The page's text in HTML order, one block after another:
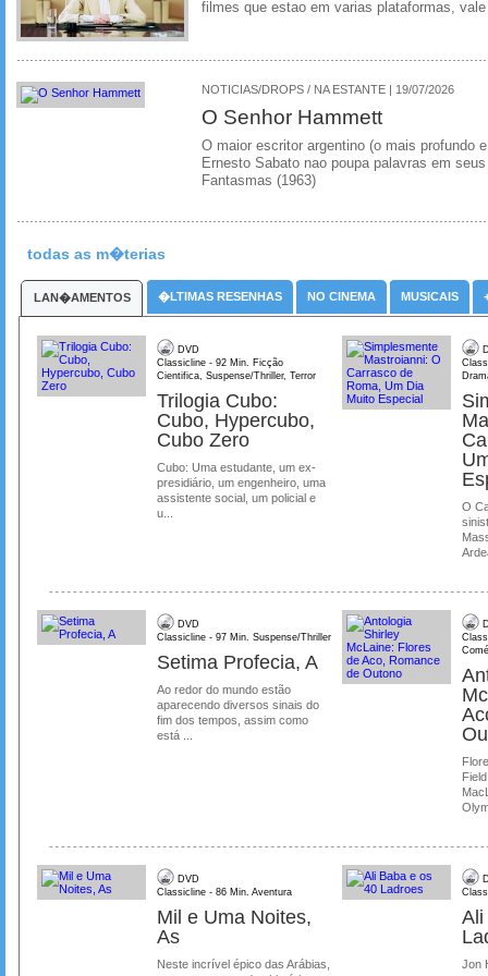
filmes que estao em varias plataformas,
NOTICIAS/DROPS / NA ESTANTE | 19/07/2026
O Senhor Hammett
O maior escritor argentino (o mais profundo
Ernesto Sabato nao poupa palavras em
Fantasmas (1963)
todas as m�terias
LAN�AMENTOS �LTIMAS RESENHAS NO CINEMA MUSICAIS
DVD
Classicline - 92 Min. Ficção
Cientifica, Suspense/Thriller, Terror
Trilogia Cubo:
Cubo, Hypercubo,
Cubo Zero
Cubo: Uma estudante, um ex-
presidiário, um engenheiro, uma
assistente social, um policial e
u...
O
DVD
Classicline - 97 Min. Suspense/Thriller
Setima Profecia, A
Ao redor do mundo estão
aparecendo diversos sinais do
fim dos tempos, assim como
está ...
DVD
Classicline - 86 Min. Aventura
Mil e Uma Noites,
As
Neste incrível épico das Arábias,
Ali
Jon